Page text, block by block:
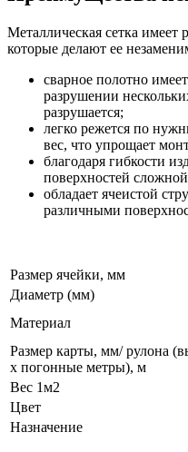
Металлическая сетка имеет
которые делают ее
сварное полотно
разрушении
разрушается;
легко режется по
вес, что упрощает
благодаря гибкости
поверхностей
обладает ячеистой
различными
Размер ячейки, мм
Диаметр (мм)
Материал
Размер карты, мм/ рулона
х погонные метры), м
Вес 1м2
Цвет
Назначение